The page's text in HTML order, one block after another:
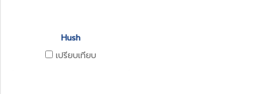
Hush
เปรียบเทียบ